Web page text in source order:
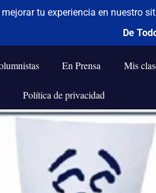
En Prensa Mis
Política de privacidad